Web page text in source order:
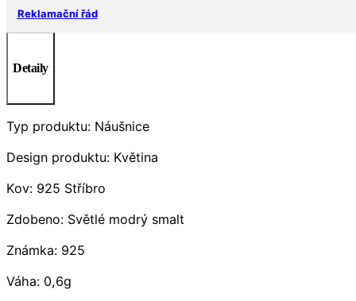
Reklamační řád
Detaily
Typ produktu: Náušnice
Design produktu: Květina
Kov: 925 Stříbro
Zdobeno: Světlé modrý smalt
Známka: 925
Váha: 0,6g